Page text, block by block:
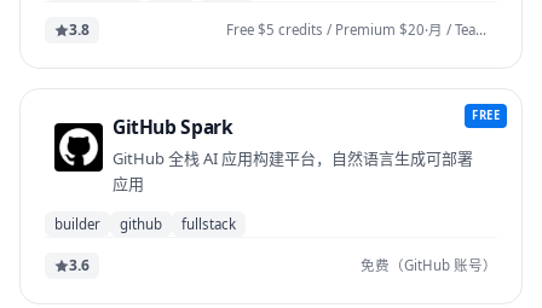
3.8 Free $5 credits / Premium $20·月 / Team $30·席/月 / Business $100·席/月
FREE
GitHub Spark
GitHub 全栈 AI 应用构建平台，自然语言生成可部署
应用
builder github fullstack
3.6 免费（GitHub 账号）